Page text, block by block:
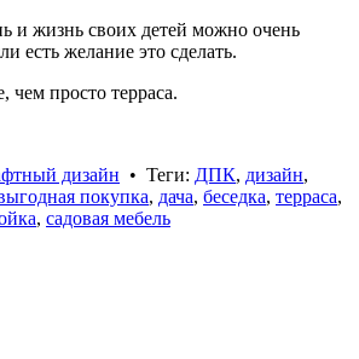
и жизнь своих детей можно очень
есть желание это сделать.
просто терраса.
дизайн • Теги: ДПК, дизайн,
покупка, дача, беседка, терраса,
, садовая мебель